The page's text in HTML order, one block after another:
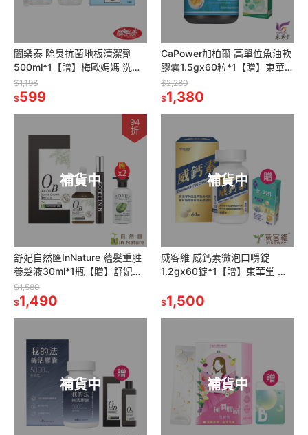
闔樂泰 除臭抗菌地板清潔劑
500ml*1【贈】梅歐媽媽 洗衣
機槽清潔錠10入*2
$1,198
$599
CaPower加柏爾 高單位魚油軟
膠囊1.5gx60粒*1【贈】東華堂
瑭定對策EX 代謝MAX
500mgx30顆*1
$2,280
$1,380
補貨中
94
折
舒妃自然匯InNature 蘊髮重胜
養髮液30ml*1瓶【贈】舒妃自
然匯 綠咖啡強韌防斷落洗髮精
300ml*2瓶
$1,580
$1,490
補貨中
威客維 威鈣素微泡口嚼錠
1.2gx60錠*1【贈】東華堂 金
500mg+5%x30顆*1
$1,500
補貨中 補貨中